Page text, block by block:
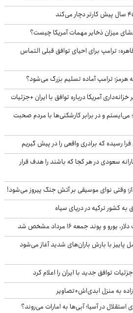
میزان ذخایر مهمات آمریکا چیست؟
ترامپ برای احیای توافق قبلی التماس
هرمز؛ ترامپ آماده تسلیم بزرگ می‌شود؟
آمریکا درباره توافق با ایران +جزئیات
می‌ایستم و در برابر کارشکنی‌ها با مردم صحبت
رسیده که برادری واقعی را در پیش گیریم
سعودی در هر کجا که باشند را هدف قرار
وقتی نوای موسیقی بر آتش جنگ پیروز می‌شود!
کشور ترکیه در دریای سیاه
و پوند جمعه ۱۶ مرداد مشخص شد
پاییز با بارش باران‌های شدید آغاز می‌شود
توافق جدید با ایران را اعلام کرد
به منزل ابدی‌اش+تصاویر
استقلال در آسیا؛ آبی‌ها به امارات می‌روند؟